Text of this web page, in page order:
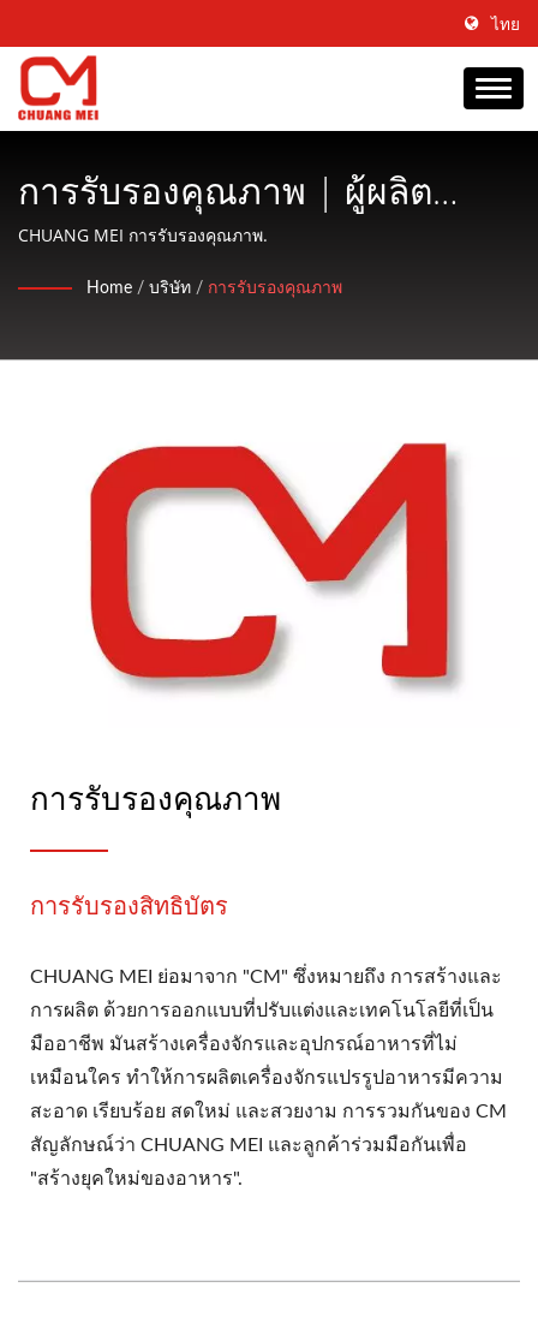
ไทย
การรับรองคุณภาพ | ผู้ผลิต
เครื่องจักรแปรรูปและปรับสภาพ
อาหารทะเลตั้งแต่ปี 1977 |
CHUANG MEI การรับรองคุณภาพ.
Home / บริษัท / การรับรองคุณภาพ
การรับรองคุณภาพ
การรับรองสิทธิบัตร
CHUANG MEI ย่อมาจาก "CM" ซึ่งหมายถึง การสร้างและ
การผลิต ด้วยการออกแบบที่ปรับแต่งและเทคโนโลยีที่เป็น
มืออาชีพ มันสร้างเครื่องจักรและอุปกรณ์อาหารที่ไม่
เหมือนใคร ทำให้การผลิตเครื่องจักรแปรรูปอาหารมีความ
สะอาด เรียบร้อย สดใหม่ และสวยงาม การรวมกันของ CM
สัญลักษณ์ว่า CHUANG MEI และลูกค้าร่วมมือกันเพื่อ
"สร้างยุคใหม่ของอาหาร".